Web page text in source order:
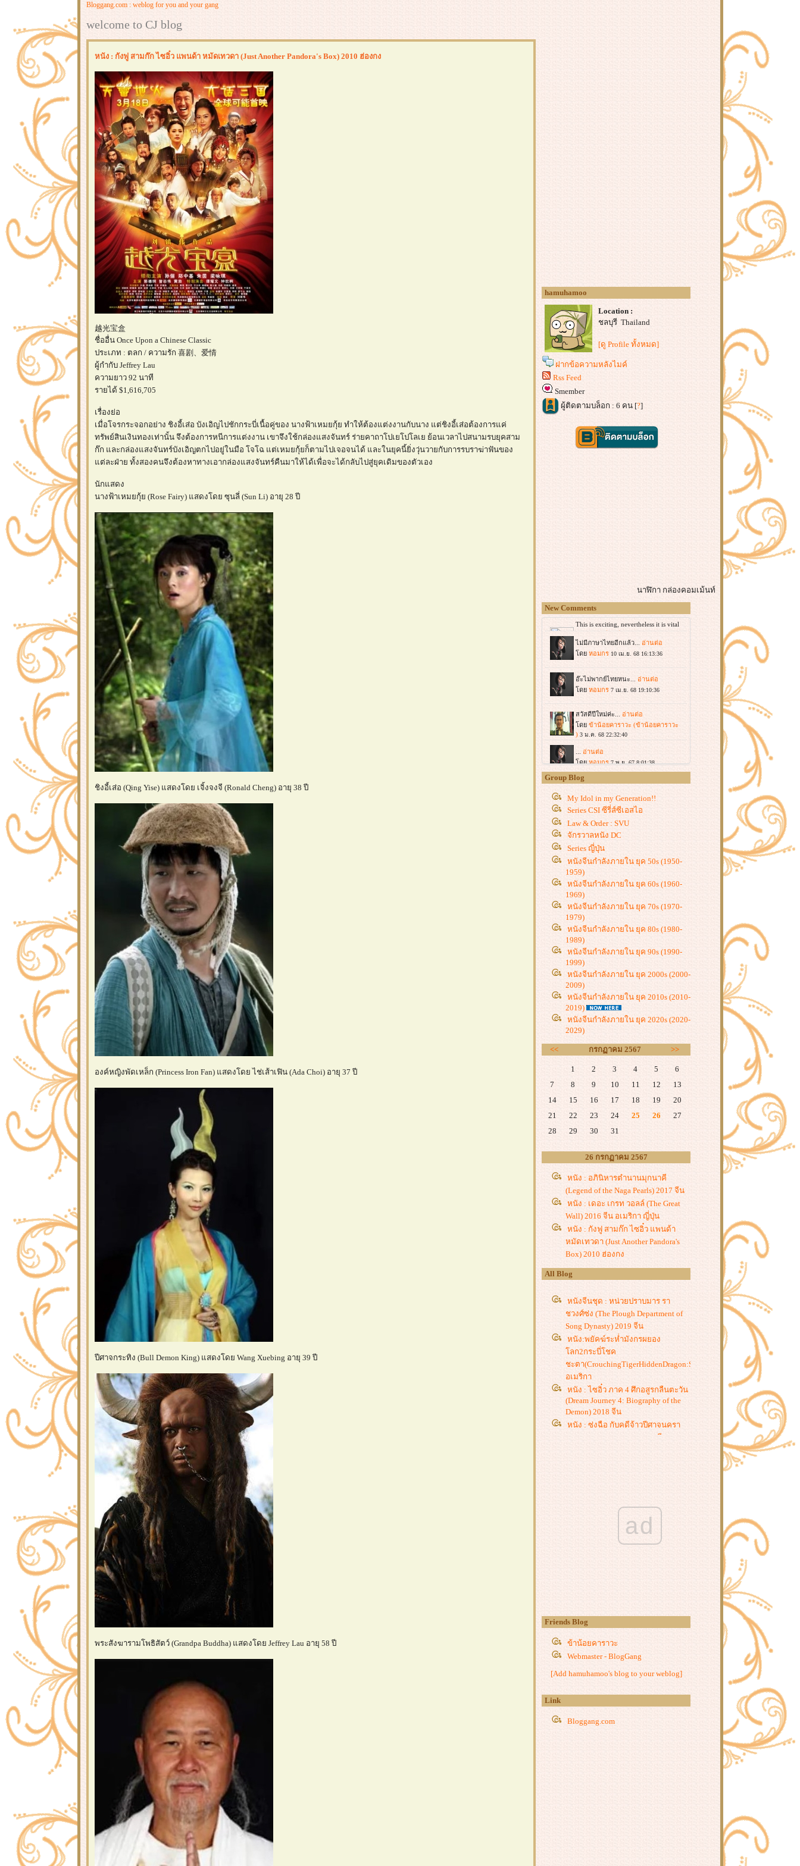
Bloggang.com : weblog for you and your gang
welcome to CJ blog
หนัง : กังฟู สามก๊ก ไซอิ๋ว แพนด้า หมัดเทวดา (Just Another Pandora's Box) 2010 ฮ่องกง
越光宝盒
ชื่ออื่น Once Upon a Chinese Classic
ประเภท : ตลก / ความรัก 喜剧、爱情
ผู้กำกับ Jeffrey Lau
ความยาว 92 นาที
รายได้ $1,616,705
เรื่องย่อ
เมื่อโจรกระจอกอย่าง ชิงอี้เส่อ บังเอิญไปชักกระบี่เนื้อคู่ของ นางฟ้าเหมยกุ้ย ทำให้ต้องแต่งงานกับนาง แต่ชิงอี้เส่อต้องการแค่
ทรัพย์สินเงินทองเท่านั้น จึงต้องการหนีการแต่งงาน เขาจึงใช้กล่องแสงจันทร์ ร่ายคาถาโปเยโปโลเย ย้อนเวลาไปสนามรบยุคสาม
ก๊ก และกล่องแสงจันทร์บังเอิญตกไปอยู่ในมือ โจโฉ แต่เหมยกุ้ยก็ตามไปเจอจนได้ และในยุคนี้ยิ่งวุ่นวายกับการรบราฆ่าฟันของ
ต่ละฝ่าย ทั้งสองคนจึงต้องหาทางเอากล่องแสงจันทร์คืนมาให้ได้เพื่อจะได้กลับไปสู่ยุคเดิมของตัวเอง
นักแสดง
นางฟ้าเหมยกุ้ย (Rose Fairy) แสดงโดย ซุนลี่ (Sun Li) อายุ 28 ปี
ชิงอี้เส่อ (Qing Yise) แสดงโดย เจิ้งจงจี (Ronald Cheng) อายุ 38 ปี
องค์หญิงพัดเหล็ก (Princess Iron Fan) แสดงโดย ไช่เส้าเฟิน (Ada Choi) อายุ 37 ปี
ปีศาจกระทิง (Bull Demon King) แสดงโดย Wang Xuebing อายุ 39 ปี
พระสังฆารามโพธิสัตว์ (Grandpa Buddha) แสดงโดย Jeffrey Lau อายุ 58 ปี
hamuhamoo
Location :
ชลบุรี Thailand
[ดู Profile ทั้งหมด]
ฝากข้อความหลังไมค์
Rss Feed
Smember
ผู้ติดตามบล็อก : 6 คน [?]
นาฬิกา กล่องคอมเม้นท์
New Comments
Group Blog
My Idol in my Generation!!
Series CSI ซีรี่ส์ซีเอสไอ
Law & Order : SVU
จักรวาลหนัง DC
Series ญี่ปุ่น
หนังจีนกำลังภายใน ยุค 50s (1950-
1959)
หนังจีนกำลังภายใน ยุค 60s (1960-
1969)
หนังจีนกำลังภายใน ยุค 70s (1970-
1979)
หนังจีนกำลังภายใน ยุค 80s (1980-
1989)
หนังจีนกำลังภายใน ยุค 90s (1990-
1999)
หนังจีนกำลังภายใน ยุค 2000s (2000-
2009)
หนังจีนกำลังภายใน ยุค 2010s (2010-
2019)
หนังจีนกำลังภายใน ยุค 2020s (2020-
2029)
<< กรกฏาคม 2567 >>
1 2 3 4 5
6
7
8 9 10 11 12
13
14
15 16 17 18 19
20
21
22 23 24 25 26
27
28
29 30 31
26 กรกฏาคม 2567
หนัง : อภินิหารตำนานมุกนาคี
(Legend of the Naga Pearls) 2017 จีน
หนัง : เดอะ เกรท วอลล์ (The Great
Wall) 2016 จีน อเมริกา ญี่ปุ่น
หนัง : กังฟู สามก๊ก ไซอิ๋ว แพนด้า
หมัดเทวดา (Just Another Pandora's
Box) 2010 ฮ่องกง
All Blog
หนังจีนชุด : หน่วยปราบมาร รา
ชวงศ์ซ่ง (The Plough Department of
Song Dynasty) 2019 จีน
หนัง:พยัคฆ์ระห่ำมังกรผยอง
ลก2กระบี่โชค
ชะตา(CrouchingTigerHiddenDragon:SwordOfDestiny)2016จีน
อเมริกา
หนัง : ไซอิ๋ว ภาค 4 ศึกอสูรกลืนตะวัน
(Dream Journey 4: Biography of the
Demon) 2018 จีน
หนัง : ซ่งฉือ กับคดีจ้าวปีศาจนครา
(Town Demon Master) 2019 จีน
หนัง : ศึกสายเลือด (Blood of the
หนัง : ปีศาจเนตรโลหิต (Red Eye
2018 จีน
Flying Guillotine) 2019 จีน
หนัง : 7 กระบี่เทวดา ตอนเนตรอสูร
(The Seven Swords) 2019 จีน
(The Door) 2016 จีน
ad
Friends Blog
ข้าน้อยคาราวะ
Webmaster - BlogGang
[Add hamuhamoo's blog to your weblog]
Link
Bloggang.com